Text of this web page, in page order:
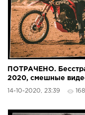
ПОТРАЧЕНО.
2020, смешные
14-10-2020, 23:39